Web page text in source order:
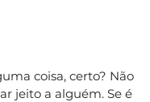
coisa, certo? Não
jeito a alguém. Se é